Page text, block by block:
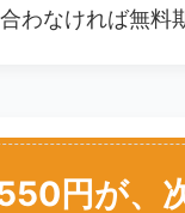
合わなければ無料
円が、